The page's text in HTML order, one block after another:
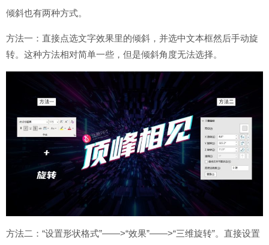
倾斜也有两种方式。
方法一：直接点选文字效果里的倾斜，并选中文本框然后手动旋
转。这种方法相对简单一些，但是倾斜角度无法选择。
方法二：“设置形状格式”——>“效果”——>“三维旋转”。直接设置